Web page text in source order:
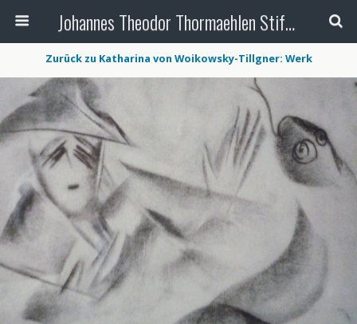
Johannes Theodor Thormaehlen Stiftung
Zurück zu Katharina von Woikowsky-Tillgner: Werk